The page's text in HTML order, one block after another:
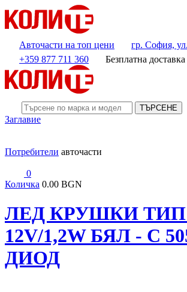
Авточасти на топ цени
гр. София,
+359 877 711 360
Безплатна
ТЪРСЕНЕ
Заглавие
Потребители авточасти
0
Количка 0.00 BGN
ЛЕД КРУШКИ ТИП
12V/1,2W БЯЛ - С
ДИОД